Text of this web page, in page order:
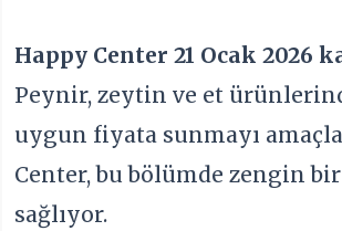
Happy Center 21 Ocak 2026
Peynir, zeytin ve et
uygun fiyata sunmayı
Center, bu bölümde zengin
sağlıyor.